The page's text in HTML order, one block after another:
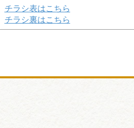
チラシ表はこちら
チラシ裏はこちら